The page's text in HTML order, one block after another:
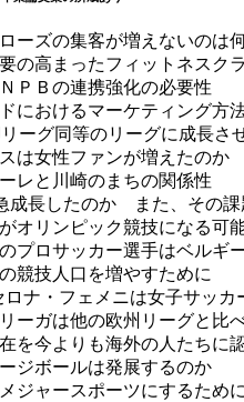
ーズの集客が増えないのは
の高まったフィットネスク
ＰＢの連携強化の必要性
におけるマーケティング方
ーグ同等のリーグに成長さ
は女性ファンが増えたのか
レと川崎のまちの関係性
成長したのか また、その課
オリンピック競技になる可
プロサッカー選手はベルギ
競技人口を増やすために
ロナ・フェメニは女子サッ
ーガは他の欧州リーグと比
在を今よりも海外の人たち
ジボールは発展するのか
ジャースポーツにするために